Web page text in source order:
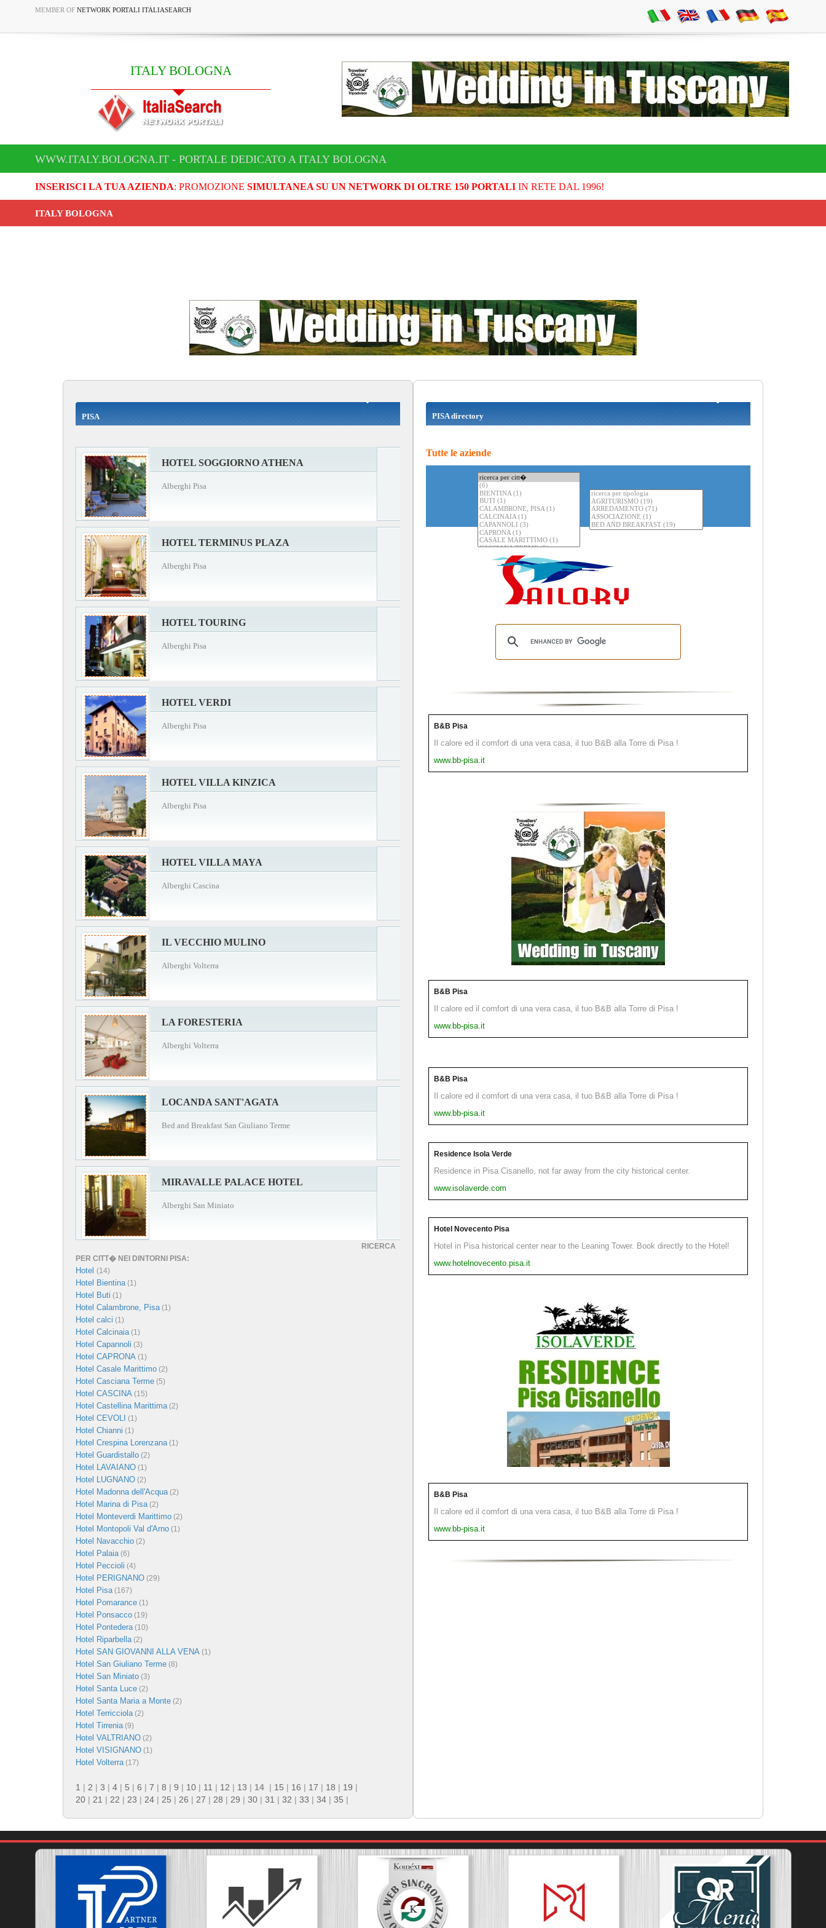
MEMBER OF NETWORK PORTALI ITALIASEARCH
ITALY BOLOGNA
WWW.ITALY.BOLOGNA.IT - PORTALE DEDICATO A ITALY BOLOGNA
INSERISCI LA TUA AZIENDA: PROMOZIONE SIMULTANEA SU UN NETWORK DI OLTRE 150 PORTALIIN RETE DAL 1996!
ITALY BOLOGNA
PISA
HOTEL SOGGIORNO ATHENA
Alberghi Pisa
HOTEL TERMINUS PLAZA
Alberghi Pisa
HOTEL TOURING
Alberghi Pisa
HOTEL VERDI
Alberghi Pisa
HOTEL VILLA KINZICA
Alberghi Pisa
HOTEL VILLA MAYA
Alberghi Cascina
IL VECCHIO MULINO
Alberghi Volterra
LA FORESTERIA
Alberghi Volterra
LOCANDA SANT'AGATA
Bed and Breakfast San Giuliano Terme
MIRAVALLE PALACE HOTEL
Alberghi San Miniato
RICERCA
PER CITT� NEI DINTORNI PISA:
Hotel (14)
Hotel Bientina(1)
Hotel Buti (1)
Hotel Calambrone, Pisa(1)
Hotel calci (1)
Hotel Calcinaia(1)
Hotel Capannoli (3)
Hotel CAPRONA (1)
Hotel Casale Marittimo (2)
Hotel Casciana Terme (5)
Hotel CASCINA (15)
Hotel Castellina Marittima(2)
Hotel CEVOLI (1)
Hotel Chianni (1)
Hotel Crespina Lorenzana(1)
Hotel Guardistallo (2)
Hotel LAVAIANO (1)
Hotel LUGNANO (2)
Hotel Madonna dell'Acqua(2)
Hotel Marina di Pisa(2)
Hotel Monteverdi Marittimo (2)
Hotel Montopoli Val d'Arno (1)
Hotel Navacchio (2)
Hotel Palaia(6)
Hotel Peccioli (4)
Hotel PERIGNANO (29)
Hotel Pisa(167)
Hotel Pomarance (1)
Hotel Ponsacco (19)
Hotel Pontedera(10)
Hotel Riparbella(2)
Hotel SAN GIOVANNI ALLA VENA (1)
Hotel San Giuliano Terme (8)
Hotel San Miniato (3)
Hotel Santa Luce (2)
Hotel Santa Maria a Monte (2)
Hotel Terricciola(2)
Hotel Tirrenia(9)
Hotel VALTRIANO (2)
Hotel VISIGNANO (1)
Hotel Volterra(17)
1 | 2 | 3 | 4 | 5 | 6 | 7 | 8 | 9 | 10 | 11 | 12 | 13 | 14 | 15 | 16 | 17 | 18 | 19 |
20 | 21 | 22 | 23 | 24 | 25 | 26 | 27 | 28 | 29 | 30 | 31 | 32 | 33 | 34 | 35 |
PISA directory
Tutte le aziende
B&B Pisa
Il calore ed il comfort di una vera casa, il tuo B&B alla Torre di Pisa !
www.bb-pisa.it
B&B Pisa
Il calore ed il comfort di una vera casa, il tuo B&B alla Torre di Pisa !
www.bb-pisa.it
B&B Pisa
Il calore ed il comfort di una vera casa, il tuo B&B alla Torre di Pisa !
www.bb-pisa.it
Residence Isola Verde
Residence in Pisa Cisanello, not far away from the city historical center.
www.isolaverde.com
Hotel Novecento Pisa
Hotel in Pisa historical center near to the Leaning Tower. Book directly to the Hotel!
www.hotelnovecento.pisa.it
B&B Pisa
Il calore ed il comfort di una vera casa, il tuo B&B alla Torre di Pisa !
www.bb-pisa.it